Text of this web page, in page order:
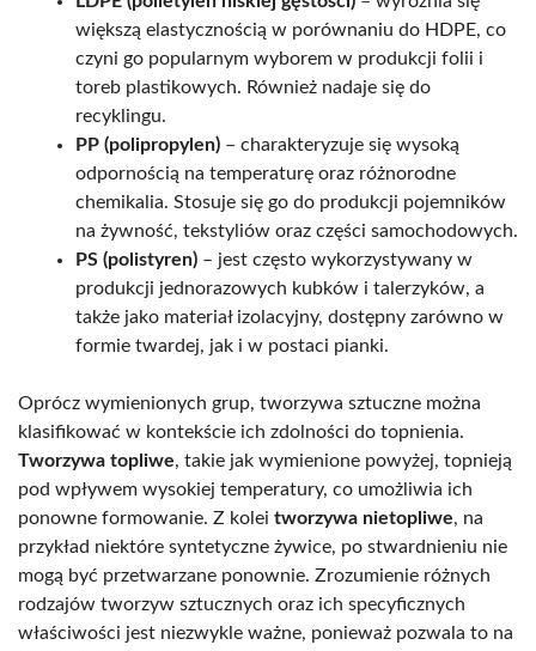
większą elastycznością w porównaniu do HDPE, co
czyni go popularnym wyborem w produkcji folii i
toreb plastikowych. Również nadaje się do
recyklingu.
PP (polipropylen) – charakteryzuje się wysoką
odpornością na temperaturę oraz różnorodne
chemikalia. Stosuje się go do produkcji pojemników
na żywność, tekstyliów oraz części samochodowych.
PS (polistyren) – jest często wykorzystywany w
produkcji jednorazowych kubków i talerzyków, a
także jako materiał izolacyjny, dostępny zarówno w
formie twardej, jak i w postaci pianki.
Oprócz wymienionych grup, tworzywa sztuczne można
klasifikować w kontekście ich zdolności do topnienia.
Tworzywa topliwe, takie jak wymienione powyżej, topnieją
pod wpływem wysokiej temperatury, co umożliwia ich
ponowne formowanie. Z kolei tworzywa nietopliwe, na
przykład niektóre syntetyczne żywice, po stwardnieniu nie
mogą być przetwarzane ponownie. Zrozumienie różnych
rodzajów tworzyw sztucznych oraz ich specyficznych
właściwości jest niezwykle ważne, ponieważ pozwala to na